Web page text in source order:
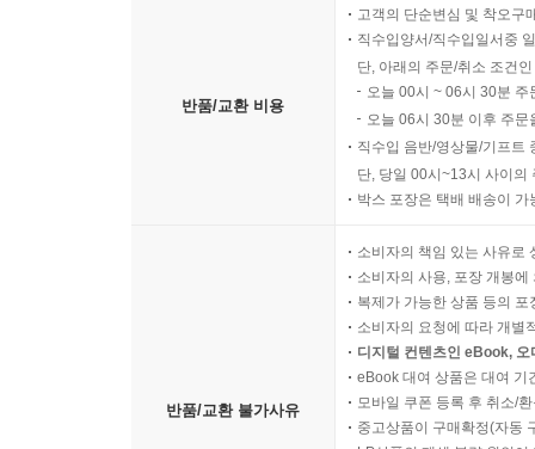
반품/교환 비용
고객의 단순변심 및 착오구
직수입양서/직수입일서중
단, 아래의 주문/취소 조건
오늘 00시 ~ 06시 30분
오늘 06시 30분 이후 주
직수입 음반/영상물/기프트
단, 당일 00시~13시 사이의
박스 포장은 택배 배송이
반품/교환 불가사유
소비자의 책임 있는 사유로
소비자의 사용, 포장 개봉
복제가 가능한 상품 등의
소비자의 요청에 따라 개별
디지털 컨텐츠인 eBook,
eBook 대여 상품은 대여 기
모바일 쿠폰 등록 후 취소/
중고상품이 구매확정(자동